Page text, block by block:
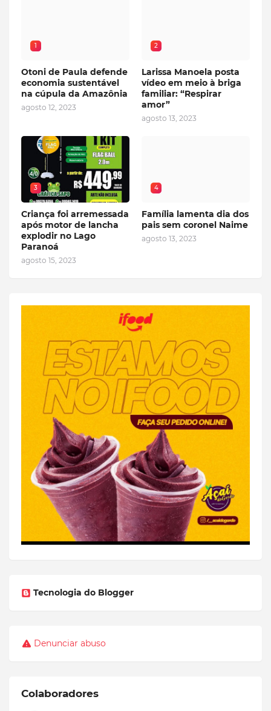
1
Otoni de Paula defende
economia sustentável
na cúpula da Amazônia
agosto 12, 2023
2
Larissa Manoela posta
vídeo em meio à briga
familiar: “Respirar
amor”
agosto 13, 2023
3
Criança foi arremessada
após motor de lancha
explodir no Lago
Paranoá
agosto 15, 2023
4
Família lamenta dia dos
pais sem coronel Naime
agosto 13, 2023
Tecnologia do Blogger
Denunciar abuso
Colaboradores